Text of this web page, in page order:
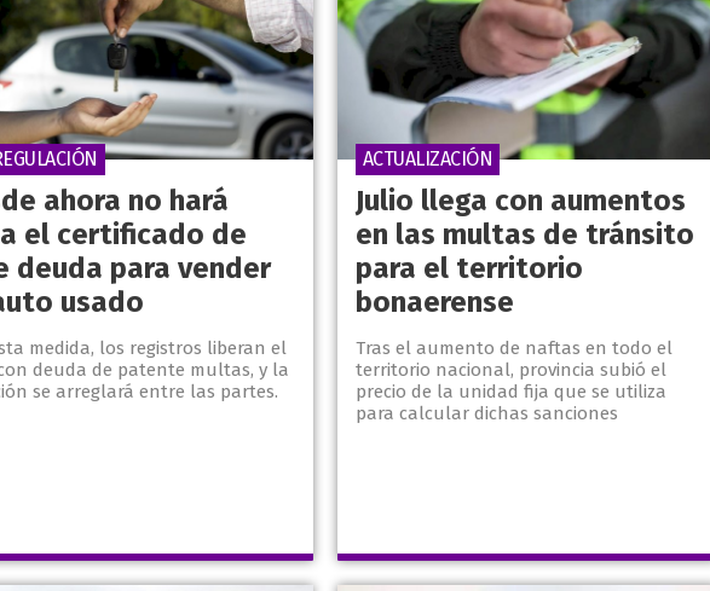
ahora no hará
el certificado de
deuda para vender
usado
medida, los registros liberan el
deuda de patente multas, y la
se arreglará entre las partes.
Julio llega con aumentos
en las multas de tránsito
para el territorio
bonaerense
Tras el aumento de naftas en todo el
territorio nacional, provincia subió el
precio de la unidad fija que se utiliza
para calcular dichas sanciones
ACTUALIZACIÓN